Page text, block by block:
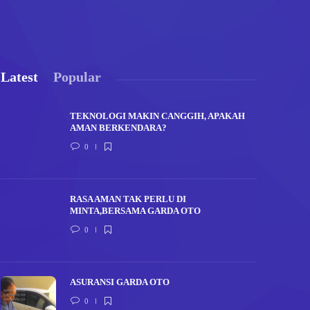
Latest Popular
TEKNOLOGI MAKIN CANGGIH, APAKAH
AMAN BERKENDARA?
0
RASA AMAN TAK PERLU DI
MINTA,BERSAMA GARDA OTO
0
ASURANSI GARDA OTO
0